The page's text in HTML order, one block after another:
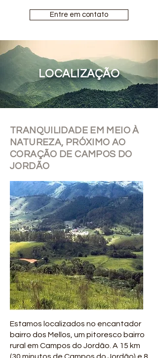
Entre em contato
LOCALIZAÇÃO
TRANQUILIDADE EM MEIO À
NATUREZA, PRÓXIMO AO
CORAÇÃO DE CAMPOS DO
JORDÃO
Estamos localizados no encantador
bairro dos Mellos, um pitoresco bairro
rural em Campos do Jordão. A 15 km